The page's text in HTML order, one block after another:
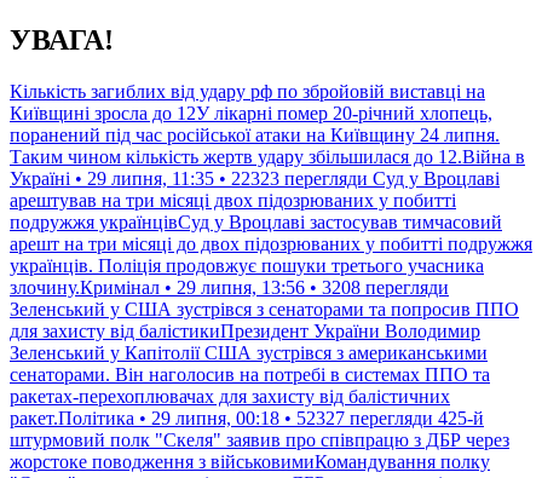
Перейти
до
УВАГА!
Кількість загиблих від удару рф по збройовій виставці на
Київщині зросла до 12У лікарні помер 20-річний хлопець,
поранений під час російської атаки на Київщину 24 липня.
Таким чином кількість жертв удару збільшилася до 12.Війна в
Україні • 29 липня, 11:35 • 22323 перегляди Суд у Вроцлаві
арештував на три місяці двох підозрюваних у побитті
подружжя українцівСуд у Вроцлаві застосував тимчасовий
арешт на три місяці до двох підозрюваних у побитті подружжя
українців. Поліція продовжує пошуки третього учасника
злочину.Кримінал • 29 липня, 13:56 • 3208 перегляди
Зеленський у США зустрівся з сенаторами та попросив ППО
для захисту від балістикиПрезидент України Володимир
Зеленський у Капітолії США зустрівся з американськими
сенаторами. Він наголосив на потребі в системах ППО та
ракетах-перехоплювачах для захисту від балістичних
ракет.Політика • 29 липня, 00:18 • 52327 перегляди 425-й
штурмовий полк "Скеля" заявив про співпрацю з ДБР через
жорстоке поводження з військовимиКомандування полку